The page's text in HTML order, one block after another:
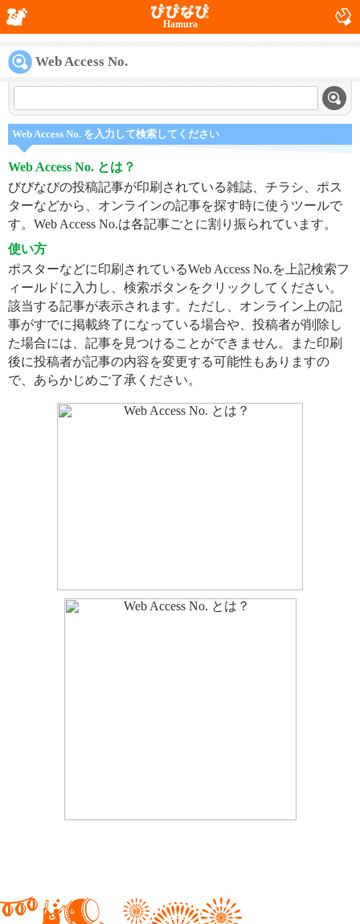
Hamura
Web Access No.
Web Access No. を入力して検索してください
Web Access No. とは？
びびなびの投稿記事が印刷されている雑誌、チラシ、ポス
ターなどから、オンラインの記事を探す時に使うツールで
す。Web Access No.は各記事ごとに割り振られています。
使い方
ポスターなどに印刷されているWeb Access No.を上記検索フ
ィールドに入力し、検索ボタンをクリックしてください。
該当する記事が表示されます。ただし、オンライン上の記
事がすでに掲載終了になっている場合や、投稿者が削除し
た場合には、記事を見つけることができません。また印刷
後に投稿者が記事の内容を変更する可能性もありますの
で、あらかじめご了承ください。